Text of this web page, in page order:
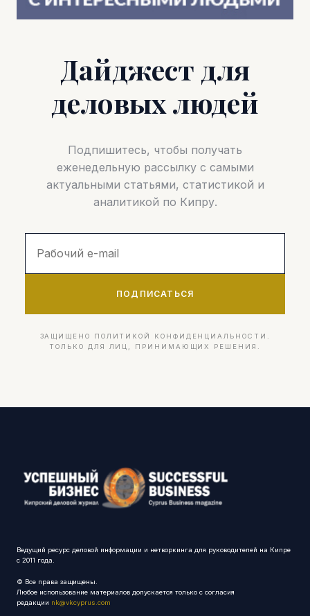
Дайджест для
деловых людей
Подпишитесь, чтобы получать
еженедельную рассылку с самыми
актуальными статьями, статистикой и
аналитикой по Кипру.
ПОДПИСАТЬСЯ
ЗАЩИЩЕНО ПОЛИТИКОЙ КОНФИДЕНЦИАЛЬНОСТИ.
ТОЛЬКО ДЛЯ ЛИЦ, ПРИНИМАЮЩИХ РЕШЕНИЯ.
Ведущий ресурс деловой информации и нетворкинга для руководителей на Кипре
с 2011 года.
© Все права защищены.
Любое использование материалов допускается только с согласия
редакции nk@vkcyprus.com